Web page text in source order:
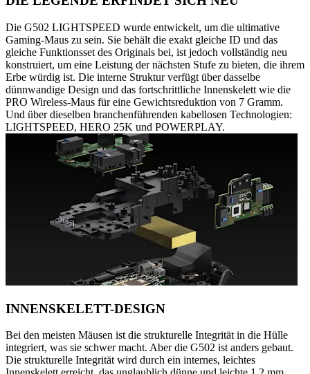
Die G502 LIGHTSPEED wurde entwickelt, um die ultimative
Gaming-Maus zu sein. Sie behält die exakt gleiche ID und das
gleiche Funktionsset des Originals bei, ist jedoch vollständig neu
konstruiert, um eine Leistung der nächsten Stufe zu bieten, die ihrem
Erbe würdig ist. Die interne Struktur verfügt über dasselbe
dünnwandige Design und das fortschrittliche Innenskelett wie die
PRO Wireless-Maus für eine Gewichtsreduktion von 7 Gramm.
Und über dieselben branchenführenden kabellosen Technologien:
LIGHTSPEED, HERO 25K und POWERPLAY.
INNENSKELETT-DESIGN
Bei den meisten Mäusen ist die strukturelle Integrität in die Hülle
integriert, was sie schwer macht. Aber die G502 ist anders gebaut.
Die strukturelle Integrität wird durch ein internes, leichtes